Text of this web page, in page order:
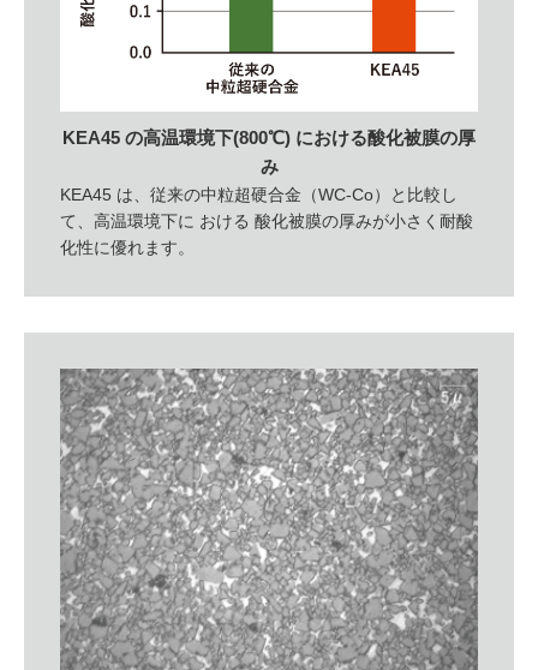
KEA45 の高温環境下(800℃) における酸化被膜の厚
み
KEA45 は、従来の中粒超硬合金（WC-Co）と比較し
て、高温環境下に おける 酸化被膜の厚みが小さく耐酸
化性に優れます。